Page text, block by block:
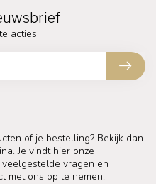
of je bestelling? Bekijk dan
Je vindt hier onze
vragen en
met ons op te nemen.
acties